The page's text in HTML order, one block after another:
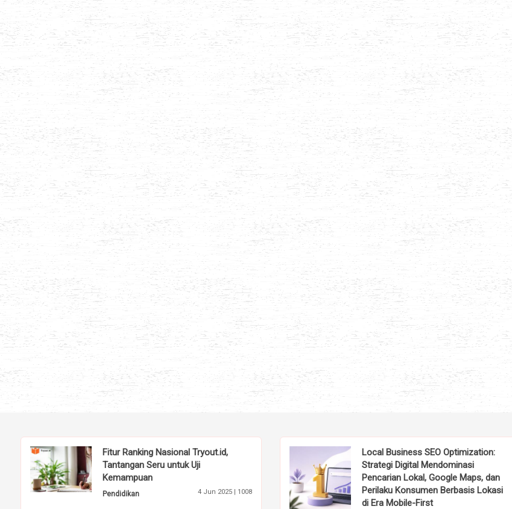
Fitur Ranking Nasional Tryout.id,
Tantangan Seru untuk Uji
Kemampuan
Pendidikan 4 Jun 2025 | 1008
Local Business SEO Optimization:
Strategi Digital Mendominasi
Pencarian Lokal, Google Maps, dan
Perilaku Konsumen Berbasis Lokasi
di Era Mobile-First